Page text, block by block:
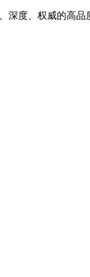
深度、权威的高品